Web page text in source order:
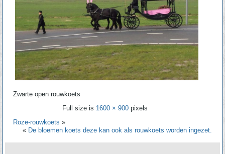
Zwarte open rouwkoets
Full size is 1600 × 900 pixels
Roze-rouwkoets »
« De bloemen koets deze kan ook als rouwkoets worden ingezet.